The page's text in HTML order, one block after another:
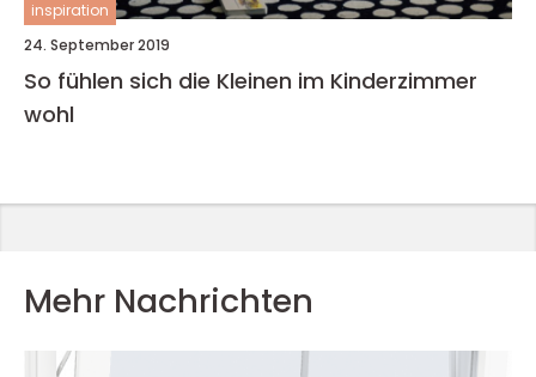
inspiration
24. September 2019
So fühlen sich die Kleinen im Kinderzimmer
wohl
Mehr Nachrichten